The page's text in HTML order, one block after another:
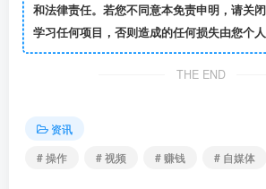
和法律责任。若您不同意本免责申明，请关
学习任何项目，否则造成的任何损失由您个人
THE END
资讯
# 操作
# 视频 # 赚钱 # 自媒体